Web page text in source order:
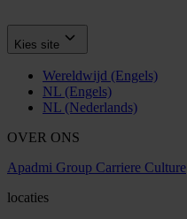
Kies site
Wereldwijd (Engels)
NL (Engels)
NL (Nederlands)
OVER ONS
Apadmi Group Carriere Culture
locaties